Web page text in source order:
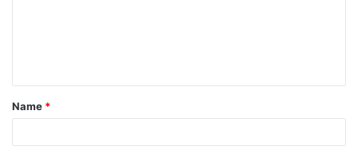
Name *